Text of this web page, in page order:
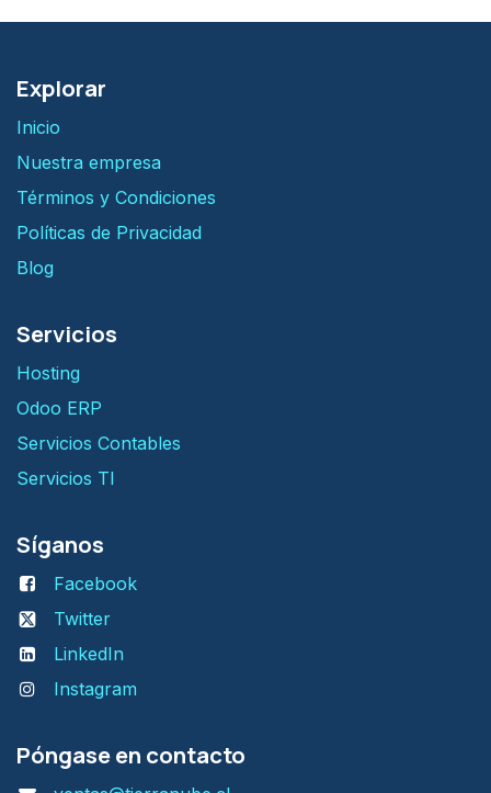
Explorar
Inicio
Nuestra empresa
Términos y Condiciones
Políticas de Privacidad
Blog
Servicios
H​osting
Odoo ERP
Servicios Contables
Servicios TI
Síganos
Facebook
Twitter
LinkedIn
Instagram
Póngase en contacto